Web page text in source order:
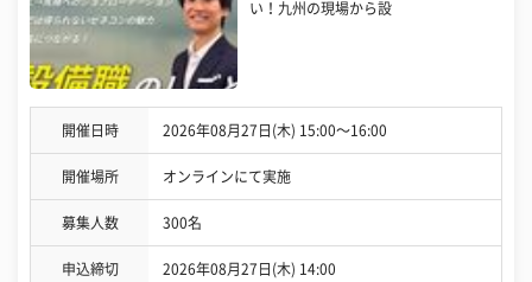
い！九州の現場から設
開催日時 2026年08月27日(木) 15:00〜16:00
開催場所 オンラインにて実施
募集人数 300名
申込締切 2026年08月27日(木) 14:00